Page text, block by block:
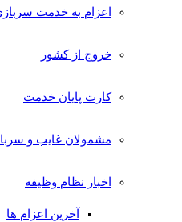
اعزام به خدمت سربازی
خروج از کشور
کارت پایان خدمت
مشمولان غایب و سربازان
اخبار نظام وظیفه
آخرین اعزام ها